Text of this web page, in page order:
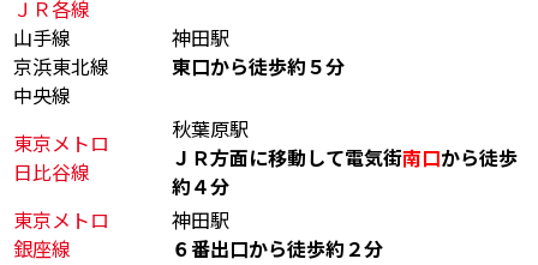
ＪＲ各線
山手線
京浜東北線
中央線
神田駅
東口から徒歩約５分
東京メトロ
日比谷線
秋葉原駅
ＪＲ方面に移動して電気街南口から徒歩
約４分
東京メトロ
銀座線
神田駅
６番出口から徒歩約２分